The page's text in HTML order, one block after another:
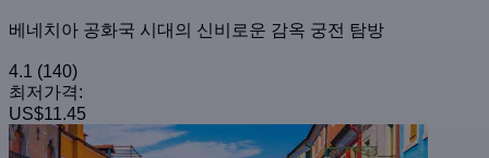
베네치아 공화국 시대의 신비로운 감옥 궁전 탐방
4.1 (140)
최저가격:
US$11.45